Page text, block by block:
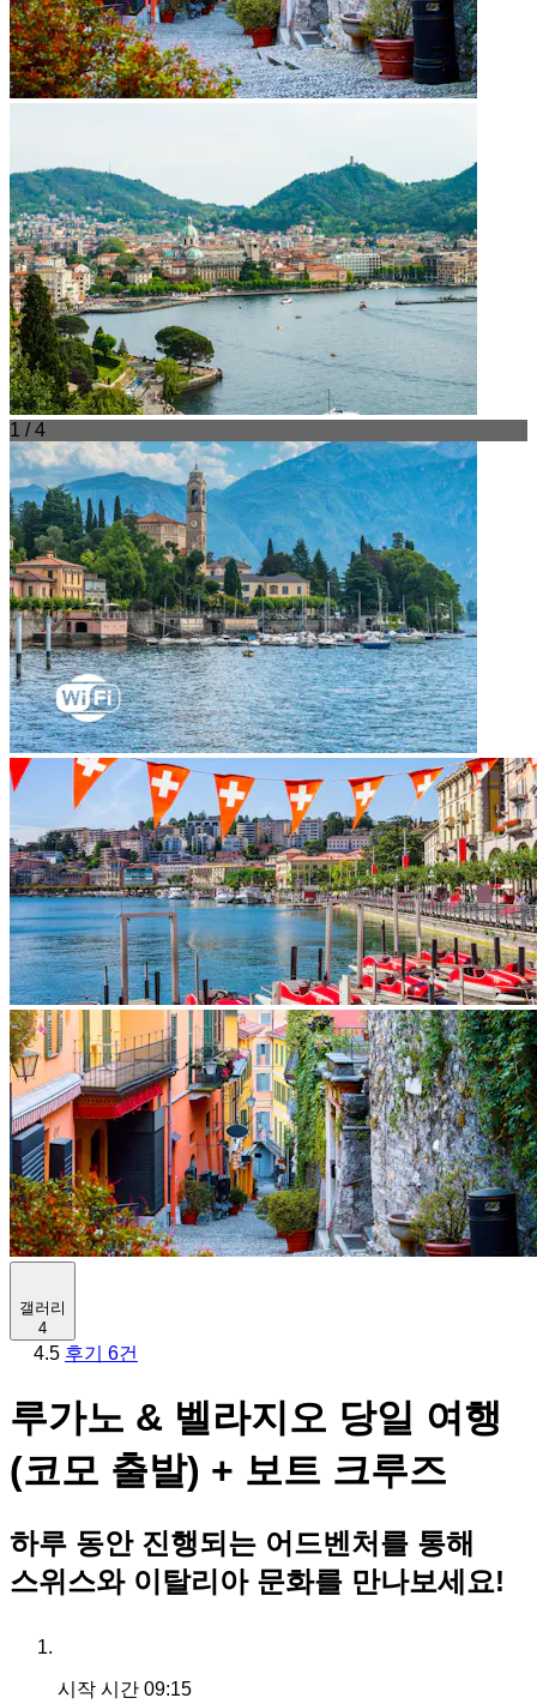
1 / 4
갤러리
4
4.5 후기 6건
루가노 & 벨라지오 당일 여행
(코모 출발) + 보트 크루즈
하루 동안 진행되는 어드벤처를 통해
스위스와 이탈리아 문화를 만나보세요!
시작 시간 09:15